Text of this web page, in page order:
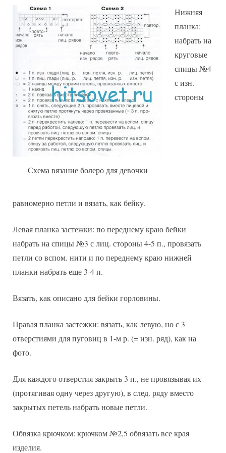
Схема вязание болеро для девочки
Нижняя
планка:
набрать на
круговые
спицы №4
с изн.
стороны
равномерно петли и вязать, как бейку.
Левая планка застежки: по переднему краю бейки
набрать на спицы №3 с лиц. стороны 4-5 п., провязать
петли со вспом. нити и по переднему краю нижней
планки набрать еще 3-4 п.
Вязать, как описано для бейки горловины.
Правая планка застежки: вязать, как левую, но с 3
отверстиями для пуговиц в 1-м р. (= изн. ряд), как на
фото.
Для каждого отверстия закрыть 3 п., не провязывая их
(протягивая одну через другую), в след. ряду вместо
закрытых петель набрать новые петли.
Обвязка крючком: крючком №2,5 обвязать все края
изделия.